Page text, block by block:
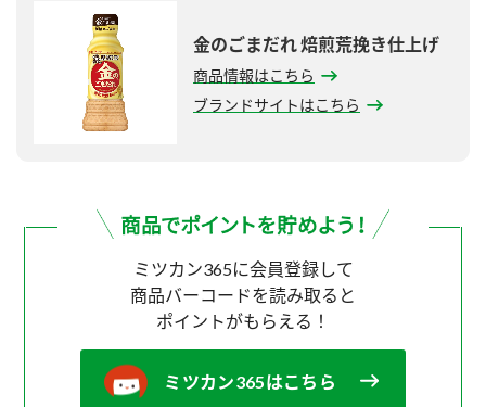
金のごまだれ 焙煎荒挽き仕上げ
商品情報はこちら
ブランドサイトはこちら
ミツカン365に会員登録して
商品バーコードを読み取ると
ポイントがもらえる！
ミツカン365はこちら